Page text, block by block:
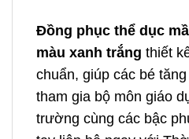
Đồng phục thể dục
màu xanh trắng thiết
chuẩn, giúp các bé
tham gia bộ môn giáo
trường cùng các bậc